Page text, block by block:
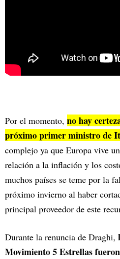
Por el momento, no hay
próximo primer ministro de
complejo ya que Europa vive
relación a la inflación y los
muchos países se teme por la
próximo invierno al haber
principal proveedor de este
Durante la renuncia de Draghi,
Movimiento 5 Estrellas